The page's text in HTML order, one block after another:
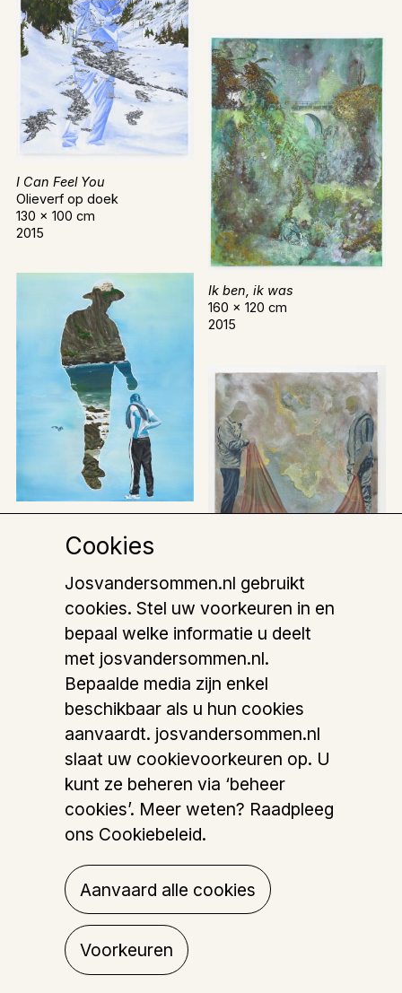
I Can Feel You
Olieverf op doek
130 x 100 cm
2015
Ik ben, ik was
160 x 120 cm
2015
Olieverf op doek
Daar praten we nog over
Olieverf op doek
60 x 50 cm
Vergalopering
Olieverf op doek
©JVDS 2026 Credits Cookies
Cookies
Josvandersommen.nl gebruikt
cookies. Stel uw voorkeuren in en
bepaal welke informatie u deelt
met josvandersommen.nl.
Bepaalde media zijn enkel
beschikbaar als u hun cookies
aanvaardt. josvandersommen.nl
slaat uw cookievoorkeuren op. U
kunt ze beheren via ‘beheer
cookies’. Meer weten? Raadpleeg
ons Cookiebeleid.
Aanvaard alle cookies
Voorkeuren